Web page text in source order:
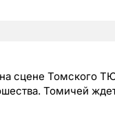
на сцене Томского
Томичей